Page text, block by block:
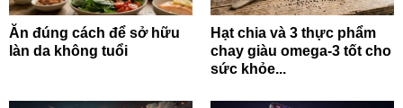
Ăn đúng cách để sở hữu
làn da không tuổi
Hạt chia và 3 thực phẩm
chay giàu omega-3 tốt cho
sức khỏe...